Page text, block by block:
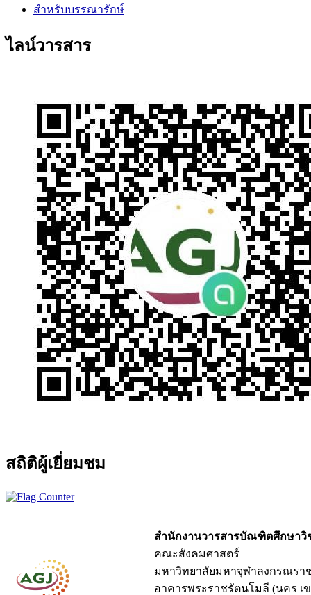
สำหรับบรรณารักษ์
ไลน์วารสาร
สถิติผู้เยี่ยมชม
สำนักงานวารสารบัณฑิตศึกษาวิ
คณะสังคมศาสตร์
มหาวิทยาลัยมหาจุฬาลงกรณรา
อาคารพระราชรัตนโมลี (นคร เ